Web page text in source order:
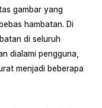
gambar yang
hambatan. Di
di seluruh
dialami pengguna,
menjadi beberapa